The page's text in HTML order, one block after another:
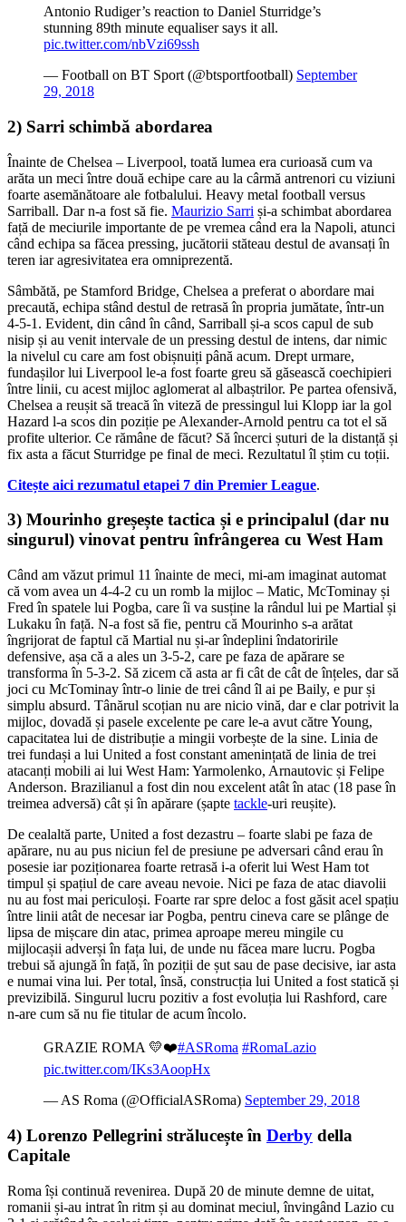
Antonio Rudiger’s reaction to Daniel Sturridge’s
stunning 89th minute equaliser says it all.
pic.twitter.com/nbVzi69ssh
— Football on BT Sport (@btsportfootball) September
29, 2018
2) Sarri schimbă abordarea
Înainte de Chelsea – Liverpool, toată lumea era curioasă cum va
arăta un meci între două echipe care au la cârmă antrenori cu viziuni
foarte asemănătoare ale fotbalului. Heavy metal football versus
Sarriball. Dar n-a fost să fie. Maurizio Sarri și-a schimbat abordarea
față de meciurile importante de pe vremea când era la Napoli, atunci
când echipa sa făcea pressing, jucătorii stăteau destul de avansați în
teren iar agresivitatea era omniprezentă.
Sâmbătă, pe Stamford Bridge, Chelsea a preferat o abordare mai
precaută, echipa stând destul de retrasă în propria jumătate, într-un
4-5-1. Evident, din când în când, Sarriball și-a scos capul de sub
nisip și au venit intervale de un pressing destul de intens, dar nimic
la nivelul cu care am fost obișnuiți până acum. Drept urmare,
fundașilor lui Liverpool le-a fost foarte greu să găsească coechipieri
între linii, cu acest mijloc aglomerat al albaștrilor. Pe partea ofensivă,
Chelsea a reușit să treacă în viteză de pressingul lui Klopp iar la gol
Hazard l-a scos din poziție pe Alexander-Arnold pentru ca tot el să
profite ulterior. Ce rămâne de făcut? Să încerci șuturi de la distanță și
fix asta a făcut Sturridge pe final de meci. Rezultatul îl știm cu toții.
Citește aici rezumatul etapei 7 din Premier League.
3) Mourinho greșește tactica și e principalul (dar nu
singurul) vinovat pentru înfrângerea cu West Ham
Când am văzut primul 11 înainte de meci, mi-am imaginat automat
că vom avea un 4-4-2 cu un romb la mijloc – Matic, McTominay și
Fred în spatele lui Pogba, care îi va susține la rândul lui pe Martial și
Lukaku în față. N-a fost să fie, pentru că Mourinho s-a arătat
îngrijorat de faptul că Martial nu și-ar îndeplini îndatoririle
defensive, așa că a ales un 3-5-2, care pe faza de apărare se
transforma în 5-3-2. Să zicem că asta ar fi cât de cât de înțeles, dar să
joci cu McTominay într-o linie de trei când îl ai pe Baily, e pur și
simplu absurd. Tânărul scoțian nu are nicio vină, dar e clar potrivit la
mijloc, dovadă și pasele excelente pe care le-a avut către Young,
capacitatea lui de distribuție a mingii vorbește de la sine. Linia de
trei fundași a lui United a fost constant amenințată de linia de trei
atacanți mobili ai lui West Ham: Yarmolenko, Arnautovic și Felipe
Anderson. Brazilianul a fost din nou excelent atât în atac (18 pase în
treimea adversă) cât și în apărare (șapte tackle-uri reușite).
De cealaltă parte, United a fost dezastru – foarte slabi pe faza de
apărare, nu au pus niciun fel de presiune pe adversari când erau în
posesie iar poziționarea foarte retrasă i-a oferit lui West Ham tot
timpul și spațiul de care aveau nevoie. Nici pe faza de atac diavolii
nu au fost mai periculoși. Foarte rar spre deloc a fost găsit acel spațiu
între linii atât de necesar iar Pogba, pentru cineva care se plânge de
lipsa de mișcare din atac, primea aproape mereu mingile cu
mijlocașii adverși în fața lui, de unde nu făcea mare lucru. Pogba
trebui să ajungă în față, în poziții de șut sau de pase decisive, iar asta
e numai vina lui. Per total, însă, construcția lui United a fost statică și
previzibilă. Singurul lucru pozitiv a fost evoluția lui Rashford, care
n-are cum să nu fie titular de acum încolo.
GRAZIE ROMA 💛❤️#ASRoma #RomaLazio
pic.twitter.com/IKs3AoopHx
— AS Roma (@OfficialASRoma) September 29, 2018
4) Lorenzo Pellegrini strălucește în Derby della
Capitale
Roma își continuă revenirea. După 20 de minute demne de uitat,
romanii și-au intrat în ritm și au dominat meciul, învingând Lazio cu